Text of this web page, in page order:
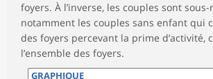
foyers. À l’inverse, les couples sont
notamment les couples sans enfant qui
des foyers percevant la prime d’activité,
l’ensemble des foyers.